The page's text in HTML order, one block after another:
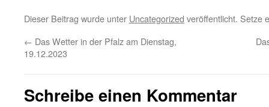
Dieser Beitrag wurde unter Uncategorized veröffentlicht. Setze
← Das Wetter in der Pfalz am Dienstag,
19.12.2023
Schreibe einen Kommentar